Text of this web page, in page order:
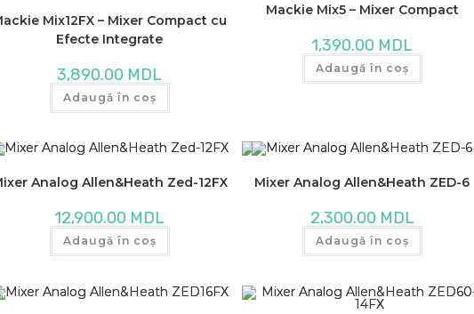
Mix12FX – Mixer Compact cu
Efecte Integrate
3,890.00 MDL
Adaugă în coș
Mackie Mix5 – Mixer Compact
1,390.00 MDL
Adaugă în coș
Analog Allen&Heath Zed-12FX
12,900.00 MDL
Adaugă în coș
Mixer Analog Allen&Heath ZED-6
2,300.00 MDL
Adaugă în coș